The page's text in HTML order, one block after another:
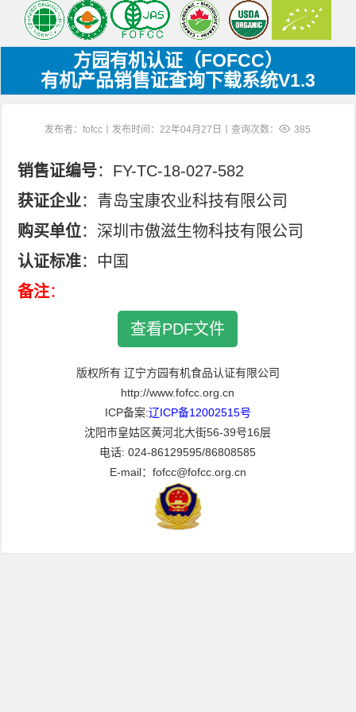
方园有机认证（FOFCC）
有机产品销售证查询下载系统V1.3
发布者：fofcc丨发布时间：22年04月27日丨查询次数： 385
销售证编号：FY-TC-18-027-582
获证企业：青岛宝康农业科技有限公司
购买单位：深圳市傲滋生物科技有限公司
认证标准：中国
备注：
查看PDF文件
版权所有 辽宁方园有机食品认证有限公司
http://www.fofcc.org.cn
ICP备案:辽ICP备12002515号
沈阳市皇姑区黄河北大街56-39号16层
电话: 024-86129595/86808585
E-mail：fofcc@fofcc.org.cn